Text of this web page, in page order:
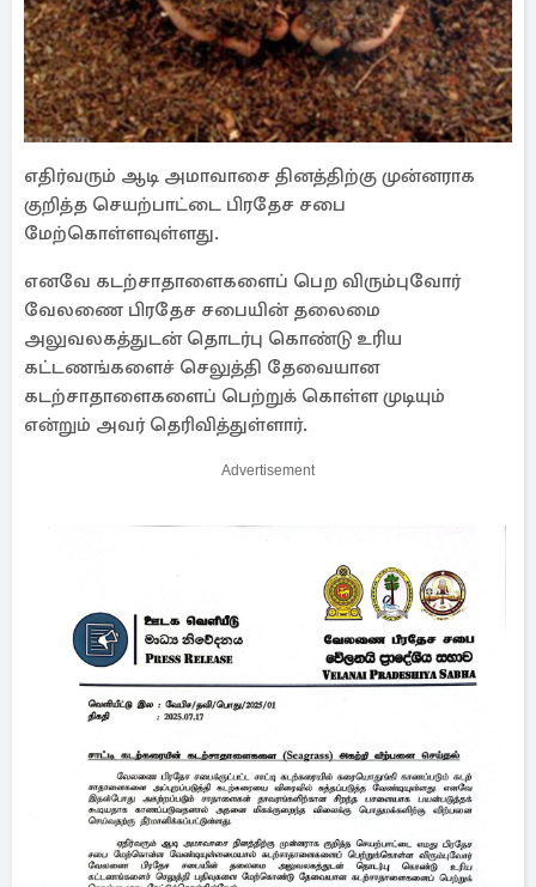
எதிர்வரும் ஆடி அமாவாசை தினத்திற்கு முன்னராக
குறித்த செயற்பாட்டை பிரதேச சபை
மேற்கொள்ளவுள்ளது.
எனவே கடற்சாதாளைகளைப் பெற விரும்புவோர்
வேலணை பிரதேச சபையின் தலைமை
அலுவலகத்துடன் தொடர்பு கொண்டு உரிய
கட்டணங்களைச் செலுத்தி தேவையான
கடற்சாதாளைகளைப் பெற்றுக் கொள்ள முடியும்
என்றும் அவர் தெரிவித்துள்ளார்.
Advertisement